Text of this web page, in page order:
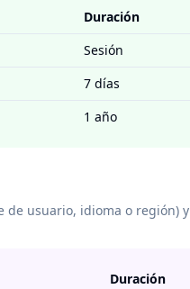
Duración
Sesión
7 días
1 año
de usuario, idioma o región) y
Duración